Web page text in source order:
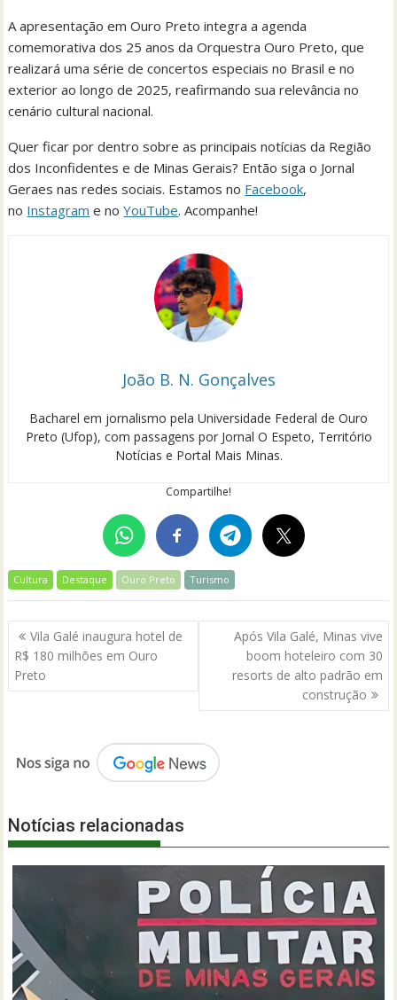
A apresentação em Ouro Preto integra a agenda
comemorativa dos 25 anos da Orquestra Ouro Preto, que
realizará uma série de concertos especiais no Brasil e no
exterior ao longo de 2025, reafirmando sua relevância no
cenário cultural nacional.
Quer ficar por dentro sobre as principais notícias da Região
dos Inconfidentes e de Minas Gerais? Então siga o Jornal
Geraes nas redes sociais. Estamos no Facebook,
no Instagram e noYouTube. Acompanhe!
João B. N. Gonçalves
Bacharel em jornalismo pela Universidade Federal de Ouro
Preto (Ufop), com passagens por Jornal O Espeto, Território
Notícias e Portal Mais Minas.
Compartilhe!
Cultura Destaque Ouro Preto Turismo
Navegação
de
Post
Vila Galé inaugura hotel de
R$ 180 milhões em Ouro
Preto
Após Vila Galé, Minas vive
boom hoteleiro com 30
resorts de alto padrão em
construção
Notícias relacionadas